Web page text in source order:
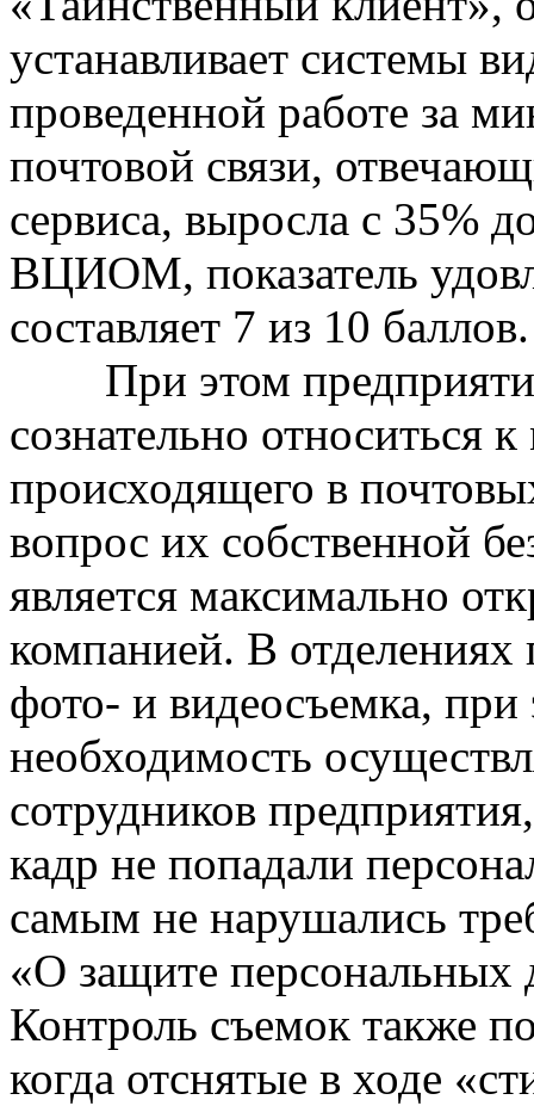
устанавливает системы
проведенной работе за
почтовой связи,
сервиса, выросла с 35%
ВЦИОМ, показатель
составляет 7 из 10 баллов.
При этом предприятие
сознательно относиться
происходящего в
вопрос их собственной
является максимально
компанией. В отделениях
фото- и видеосъемка, при
необходимость
сотрудников
кадр не попадали
самым не нарушались
«О защите персональных
Контроль съемок также
когда отснятые в ходе